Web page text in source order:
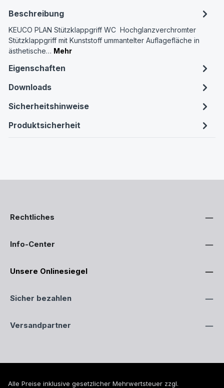
Beschreibung
KEUCO PLAN Stützklappgriff WC Hochglanzverchromter
Stützklappgriff mit Kunststoff ummantelter Auflagefläche in
ästhetische… Mehr
Eigenschaften
Downloads
Sicherheitshinweise
Produktsicherheit
Rechtliches
Info-Center
Unsere Onlinesiegel
Sicher bezahlen
Versandpartner
Alle Preise inklusive gesetzlicher Mehrwertsteuer zzgl.